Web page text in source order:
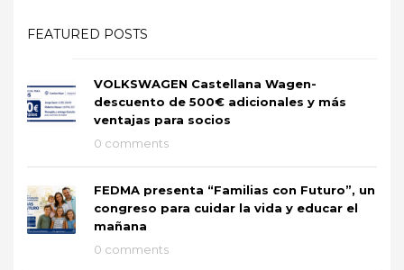
FEATURED POSTS
VOLKSWAGEN Castellana Wagen-
descuento de 500€ adicionales y más
ventajas para socios
0 comments
FEDMA presenta “Familias con Futuro”, un
congreso para cuidar la vida y educar el
mañana
0 comments